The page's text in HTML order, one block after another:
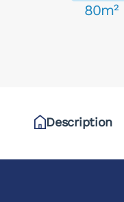
80m²
Description